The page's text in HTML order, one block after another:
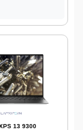
13 9300